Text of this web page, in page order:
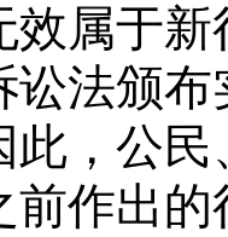
效属于
讼法颁
此，公民
前作出